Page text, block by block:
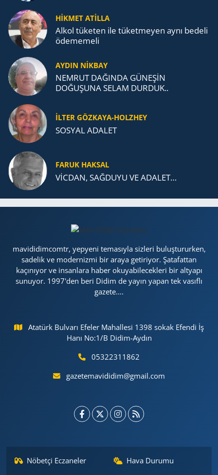
TEŞKİLATI’NA UZANAN MİRASI
HİKMET ATİLLA
Alkol tü­ke­ten ile tü­ket­me­yen aynı be­de­li
öde­me­me­li
AYDIN NİKBAY
NEMRUT DAĞINDA GÜNEŞİN
DOĞUŞUNA SELAM DURDUK..
İLTER GÖZKAYA-HOLZHEY
SOSYAL ADALET
FARUK HAKSAL
VİCDAN, SAĞ­DU­YU VE ADA­LET…
mavididimcomtr, yepyeni temasıyla sizleri buluştururken,
sadelik ve modernizmi bir araya getiriyor. Şatafattan
kaçınıyor ve insanlara haber okuyabilecekleri bir altyapı
sunuyor. 1997'den beri Didim de yayın yapan tek vasıflı
gazete....
Atatürk Bulvarı Efeler Mahallesi 1398 sokak Efendi İş
Hanı No:1/B Didim-Aydın
05322311862
gazetemavididim@gmail.com
Nöbetçi Eczaneler
Hava Durumu